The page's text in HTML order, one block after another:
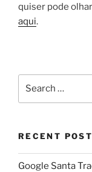
quiser pode
aqui.
RECENT
Google Santa